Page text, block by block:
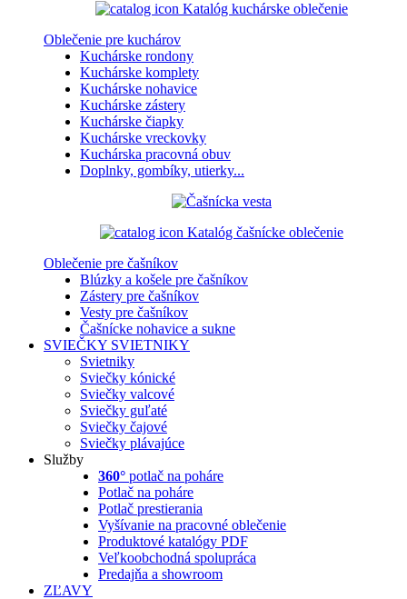
Katalóg kuchárske oblečenie
Oblečenie pre kuchárov
Kuchárske rondony
Kuchárske komplety
Kuchárske nohavice
Kuchárske zástery
Kuchárske čiapky
Kuchárske vreckovky
Kuchárska pracovná obuv
Doplnky, gombíky, utierky...
Katalóg čašnícke oblečenie
Oblečenie pre čašníkov
Blúzky a košele pre čašníkov
Zástery pre čašníkov
Vesty pre čašníkov
Čašnícke nohavice a sukne
SVIEČKY SVIETNIKY
Svietniky
Sviečky kónické
Sviečky valcové
Sviečky guľaté
Sviečky čajové
Sviečky plávajúce
Služby
360° potlač na poháre
Potlač na poháre
Potlač prestierania
Vyšívanie na pracovné oblečenie
Produktové katalógy PDF
Veľkoobchodná spolupráca
Predajňa a showroom
ZĽAVY